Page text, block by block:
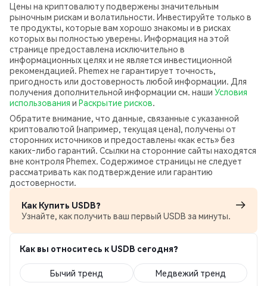
Цены на криптовалюту подвержены значительным
рыночным рискам и волатильности. Инвестируйте только в
те продукты, которые вам хорошо знакомы и в рисках
которых вы полностью уверены. Информация на этой
странице предоставлена исключительно в
информационных целях и не является инвестиционной
рекомендацией. Phemex не гарантирует точность,
пригодность или достоверность любой информации. Для
получения дополнительной информации см. наши Условия
использования и Раскрытие рисков.
Обратите внимание, что данные, связанные с указанной
криптовалютой (например, текущая цена), получены от
сторонних источников и предоставлены «как есть» без
каких‑либо гарантий. Ссылки на сторонние сайты находятся
вне контроля Phemex. Содержимое страницы не следует
рассматривать как подтверждение или гарантию
достоверности.
Как Купить USDB?
Узнайте, как получить ваш первый USDB за минуты.
Как вы относитесь к USDB сегодня?
Бычий тренд Медвежий тренд